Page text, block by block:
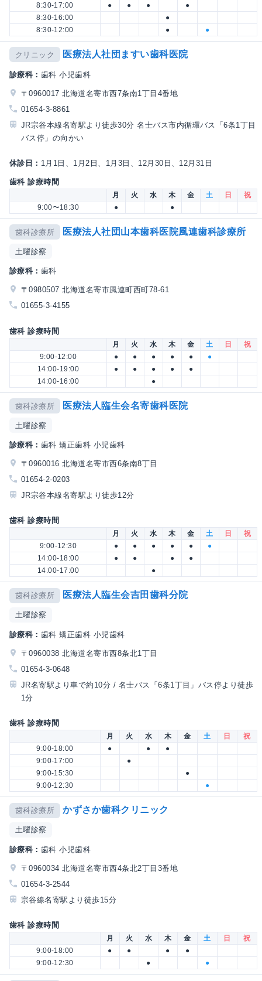
8:30-17:00
● ● ●
●
8:30-16:00
●
8:30-12:00
● ●
クリニック 医療法人社団ますい歯科医院
診療科： 歯科 小児歯科
〒0960017 北海道名寄市西7条南1丁目4番地
01654-3-8861
JR宗谷本線名寄駅より徒歩30分 名士バス市内循環バス「6条1丁目
バス停」の向かい
休診日： 1月1日、1月2日、1月3日、12月30日、12月31日
歯科 診療時間
月 火 水 木 金 土 日
祝
9:00〜18:30
● ●
歯科診療所 医療法人社団山本歯科医院風連歯科診療所
土曜診察
診療科： 歯科
〒0980507 北海道名寄市風連町西町78-61
01655-3-4155
歯科 診療時間
月 火 水 木 金 土 日
祝
9:00-12:00
● ● ● ● ●
●
14:00-19:00
● ● ● ●
●
14:00-16:00
●
歯科診療所 医療法人臨生会名寄歯科医院
土曜診察
診療科： 歯科 矯正歯科 小児歯科
〒0960016 北海道名寄市西6条南8丁目
01654-2-0203
JR宗谷本線名寄駅より徒歩12分
歯科 診療時間
月 火 水 木 金 土 日
祝
9:00-12:30
● ● ● ● ●
●
14:00-18:00
● ● ●
●
14:00-17:00
●
歯科診療所 医療法人臨生会吉田歯科分院
土曜診察
診療科： 歯科 矯正歯科 小児歯科
〒0960038 北海道名寄市西8条北1丁目
01654-3-0648
JR名寄駅より車で約10分 / 名士バス「6条1丁目」バス停より徒歩
1分
歯科 診療時間
月 火 水 木 金 土 日
祝
9:00-18:00
● ●
●
9:00-17:00
●
9:00-15:30
●
9:00-12:30
●
歯科診療所 かずさか歯科クリニック
土曜診察
診療科： 歯科 小児歯科
〒0960034 北海道名寄市西4条北2丁目3番地
01654-3-2544
宗谷線名寄駅より徒歩15分
歯科 診療時間
月 火 水 木 金 土 日
祝
9:00-18:00
● ● ●
●
9:00-12:30
● ●